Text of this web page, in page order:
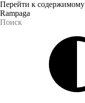
Перейти к содержимому
Rampaga